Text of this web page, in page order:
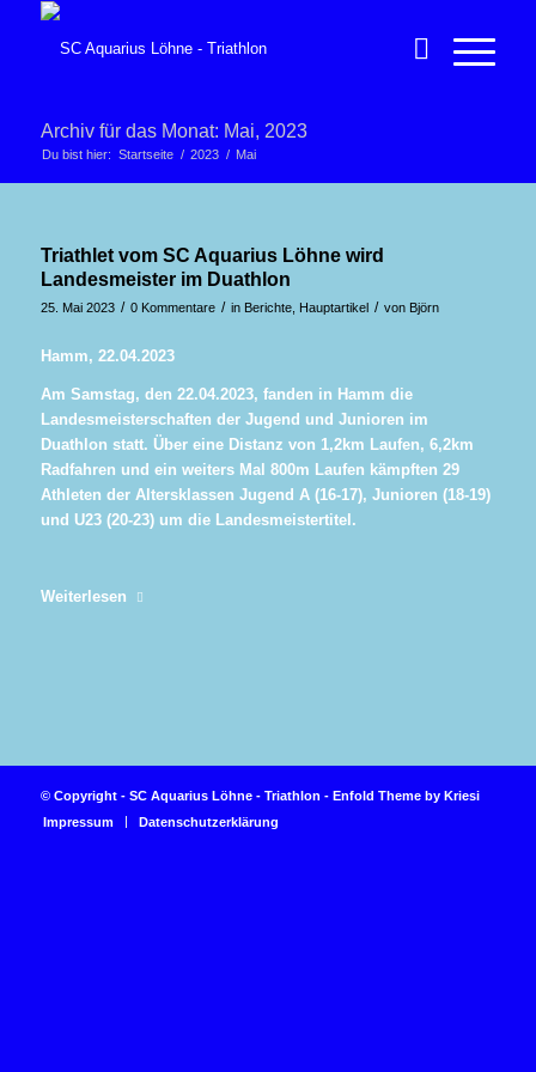
Archiv für das Monat: Mai, 2023
Du bist hier: Startseite / 2023 / Mai
Triathlet vom SC Aquarius Löhne wird
Landesmeister im Duathlon
25. Mai 2023 / 0 Kommentare / in Berichte, Hauptartikel / von Björn
Hamm, 22.04.2023
Am Samstag, den 22.04.2023, fanden in Hamm die
Landesmeisterschaften der Jugend und Junioren im
Duathlon statt. Über eine Distanz von 1,2km Laufen, 6,2km
Radfahren und ein weiters Mal 800m Laufen kämpften 29
Athleten der Altersklassen Jugend A (16-17), Junioren (18-19)
und U23 (20-23) um die Landesmeistertitel.
Weiterlesen
© Copyright - SC Aquarius Löhne - Triathlon - Enfold Theme by Kriesi
Impressum
Datenschutzerklärung